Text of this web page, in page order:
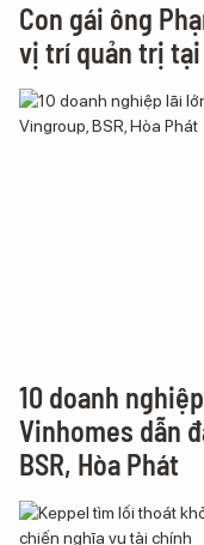
Con gái ông
vị trí quản trị
10 doanh
Vinhomes dẫn
BSR, Hòa Phát